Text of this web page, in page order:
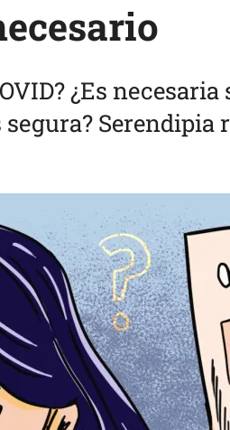
¿Es necesaria
Serendipia